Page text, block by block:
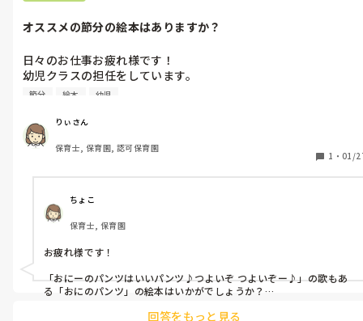
オススメの節分の絵本はありますか？
日々のお仕事お疲れ様です！
幼児クラスの担任をしています。
オススメの節分にまつわる絵本はありますか？
節分 絵本 幼児
りぃさん
保育士, 保育園, 認可保育園
1 ・ 01/
ちょこ
保育士, 保育園
お疲れ様です！
「おにーのパンツはいいパンツ♪つよいぞ つよいぞー♪」の歌もあ
る「おにのパンツ」の絵本はいかがでしょうか？
大型絵本もあるみたいです！回答をもっと見る